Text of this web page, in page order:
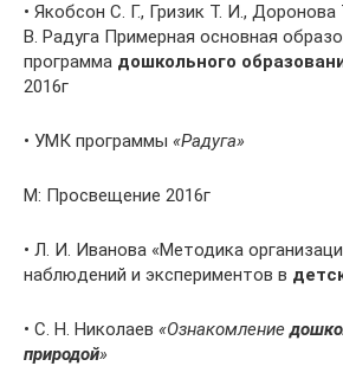
• Якобсон С. Г., Гризик Т. И., Доронова
В. Радуга Примерная основная
программа дошкольного
2016г
• УМК программы «Радуга»
М: Просвещение 2016г
• Л. И. Иванова «Методика
наблюдений и экспериментов в
• С. Н. Николаев «Ознакомление
природой»